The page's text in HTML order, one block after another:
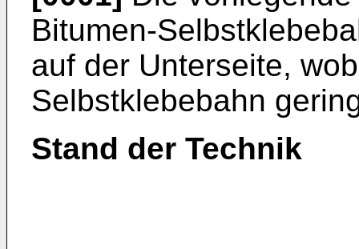
Bitumen-
auf der Unterseite,
Selbstklebebahn
Stand der Technik